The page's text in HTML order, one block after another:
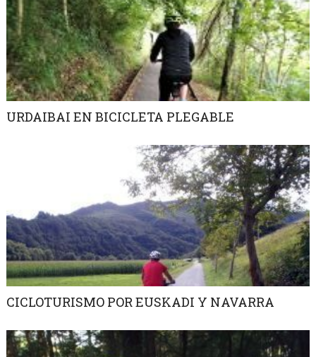
URDAIBAI EN BICICLETA PLEGABLE
CICLOTURISMO POR EUSKADI Y NAVARRA